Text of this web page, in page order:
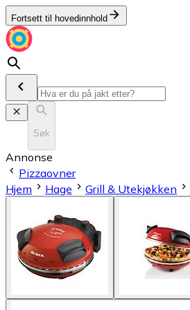
Fortsett til hovedinnhold
Søk
Annonse
Pizzaovner
Hjem
Hage Grill & Utekjøkken